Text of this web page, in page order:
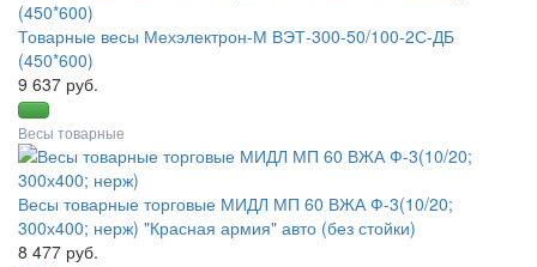
Товарные весы Мехэлектрон-М ВЭТ-300-50/100-2С-ДБ
(450*600)
9 637 руб.
Весы товарные
Весы товарные торговые МИДЛ МП 60 ВЖА Ф-3(10/20;
300х400; нерж) "Красная армия" авто (без стойки)
8 477 руб.